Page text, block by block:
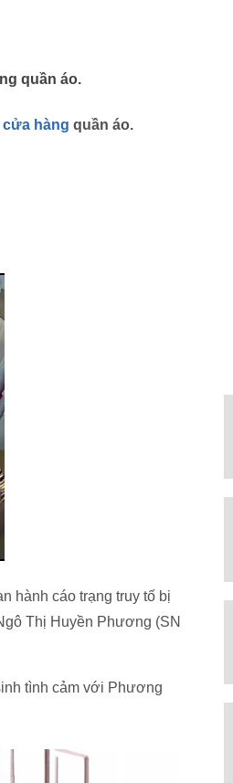
quần áo.
hàng quần áo.
hành cáo trạng truy tố bị
Thị Huyền Phương (SN
tình cảm với Phương